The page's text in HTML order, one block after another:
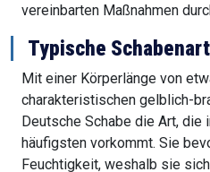
vereinbarten Maßnahmen
Typische
Mit einer Körperlänge von
charakteristischen gelblich-
Deutsche Schabe die Art, die
häufigsten vorkommt. Sie
Feuchtigkeit, weshalb sie